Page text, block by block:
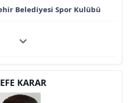
Belediyesi Spor Kulübü
EFE KARAR